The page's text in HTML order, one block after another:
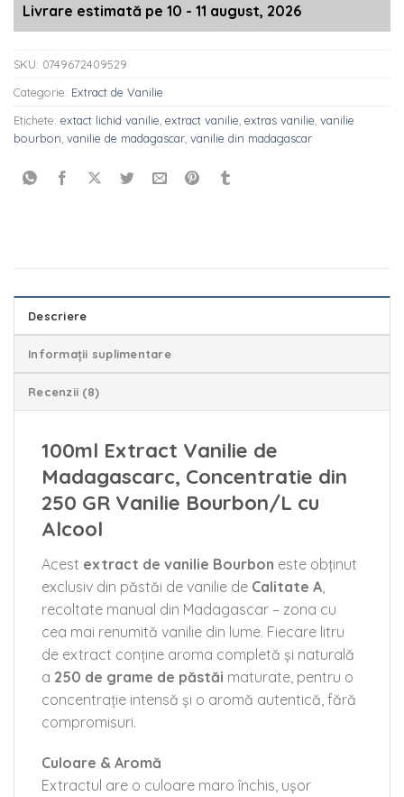
Livrare estimată pe 10 - 11 august, 2026
SKU: 0749672409529
Categorie: Extract de Vanilie
Etichete: extact lichid vanilie, extract vanilie, extras vanilie, vanilie
bourbon, vanilie de madagascar, vanilie din madagascar
Descriere
Informații suplimentare
Recenzii (8)
100ml Extract Vanilie de
Madagascarc, Concentratie din
250 GR Vanilie Bourbon/L cu
Alcool
Acest extract de vanilie Bourbon este obținut
exclusiv din păstăi de vanilie de Calitate A
recoltate manual din Madagascar – zona cu
cea mai renumită vanilie din lume. Fiecare litru
de extract conține aroma completă și naturală
a 250 de grame de păstăi maturate, pentru o
concentrație intensă și o aromă autentică, fără
compromisuri.
Culoare & Aromă
Extractul are o culoare maro închis, ușor